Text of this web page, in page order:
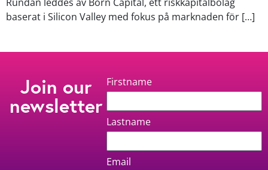
baserat i Silicon Valley med fokus på marknaden för […]
Join our
newsletter
Firstname
Lastname
Email